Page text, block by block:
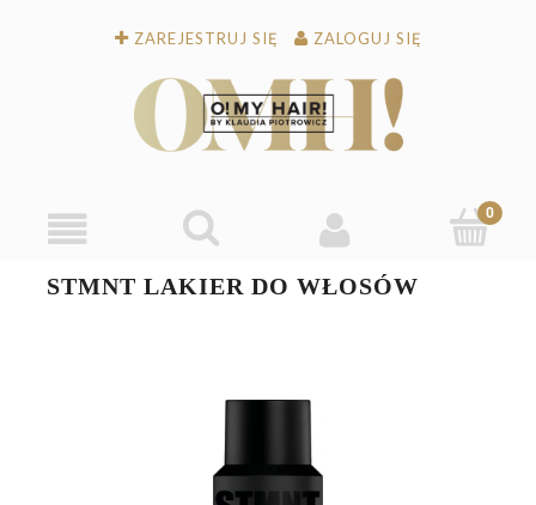
ZAREJESTRUJ SIĘ ZALOGUJ SIĘ
STMNT LAKIER DO WŁOSÓW